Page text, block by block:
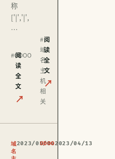
称
['|','|',
…
#ODOO
阅
读
全
文
↗
#
域
名
主
机
相
关
阅
读
全
文
↗
域
名
2023/05/04
ODOO2023/04/13